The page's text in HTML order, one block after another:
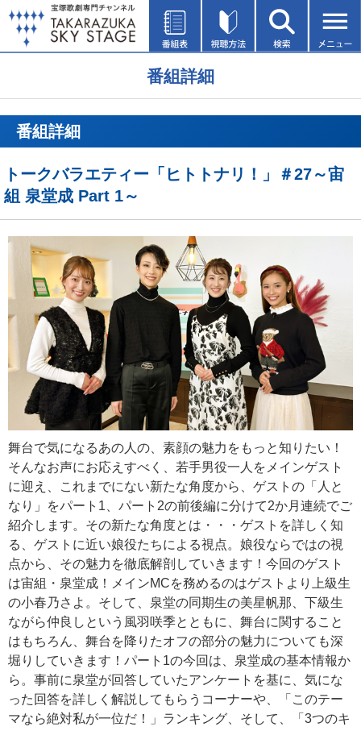
番組詳細
番組詳細
トークバラエティー「ヒトトナリ！」＃27～宙
組 泉堂成 Part 1～
舞台で気になるあの人の、素顔の魅力をもっと知りたい！
そんなお声にお応えすべく、若手男役一人をメインゲスト
に迎え、これまでにない新たな角度から、ゲストの「人と
なり」をパート1、パート2の前後編に分けて2か月連続でご
紹介します。その新たな角度とは・・・ゲストを詳しく知
る、ゲストに近い娘役たちによる視点。娘役ならではの視
点から、その魅力を徹底解剖していきます！今回のゲスト
は宙組・泉堂成！メインMCを務めるのはゲストより上級生
の小春乃さよ。そして、泉堂の同期生の美星帆那、下級生
ながら仲良しという風羽咲季とともに、舞台に関すること
はもちろん、舞台を降りたオフの部分の魅力についても深
堀りしていきます！パート1の今回は、泉堂成の基本情報か
ら。事前に泉堂が回答していたアンケートを基に、気にな
った回答を詳しく解説してもらうコーナーや、「このテー
マなら絶対私が一位だ！」ランキング、そして、「3つのキ